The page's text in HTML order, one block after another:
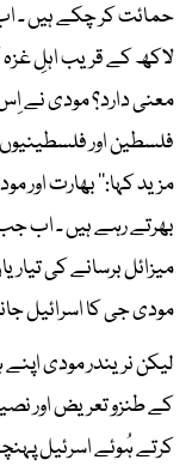
حمائت کر چکے ہیں ۔
لاکھ کے قریب اہلِ غزہ
معنی دارد؟ مودی نے
فلسطین اور فلسطینیوں
مزید کہا:’’ بھارت اور
بھرتے رہے ہیں ۔ اب جب
میزائل برسانے کی
مودی جی کا اسرائیل
لیکن نریندر مودی
کے طنزو تعریض اور
کرتے ہُوئے اسرئیل